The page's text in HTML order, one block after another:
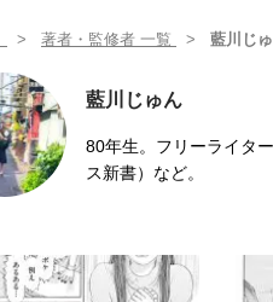
著者・監修者 一覧 藍川じ
藍川じゅん
80年生。フリーライタ
ス新書）など。